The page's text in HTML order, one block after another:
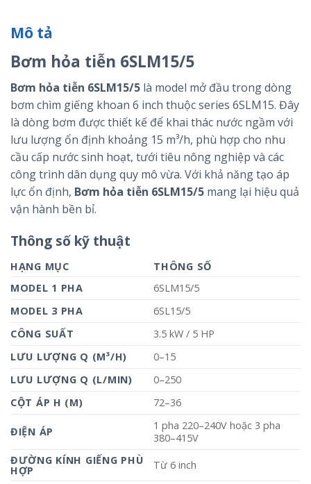
Mô tả
Bơm hỏa tiễn 6SLM15/5
Bơm hỏa tiễn 6SLM15/5 là model mở đầu trong dòng
bơm chìm giếng khoan 6 inch thuộc series 6SLM15. Đây
là dòng bơm được thiết kế để khai thác nước ngầm với
lưu lượng ổn định khoảng 15 m³/h, phù hợp cho nhu
cầu cấp nước sinh hoạt, tưới tiêu nông nghiệp và các
công trình dân dụng quy mô vừa. Với khả năng tạo áp
lực ổn định, Bơm hỏa tiễn 6SLM15/5 mang lại hiệu quả
vận hành bền bỉ.
Thông số kỹ thuật
HẠNG MỤC
THÔNG SỐ
MODEL 1 PHA
6SLM15/5
MODEL 3 PHA
6SL15/5
CÔNG SUẤT
3.5 kW / 5 HP
LƯU LƯỢNG Q (M³/H)
0–15
LƯU LƯỢNG Q (L/MIN)
0–250
CỘT ÁP H (M)
72–36
ĐIỆN ÁP
1 pha 220–240V hoặc 3 pha
380–415V
ĐƯỜNG KÍNH GIẾNG PHÙ
HỢP Từ 6 inch